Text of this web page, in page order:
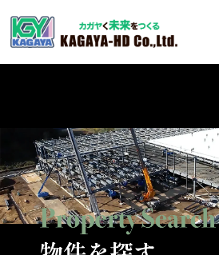
トップ
施工実績
事業概要
会社概要
採用情報
お問い合わせ